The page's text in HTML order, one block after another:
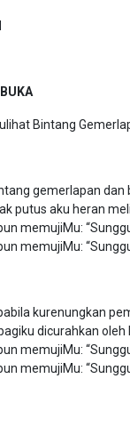
Bintang
gemerlapan dan
putus aku heran
memujiMu:
memujiMu:
kurenungkan
dicurahkan oleh
memujiMu:
memujiMu: